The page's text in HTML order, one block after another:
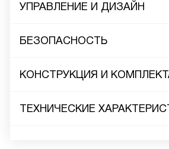
УПРАВЛЕНИЕ И ДИЗАЙН
БЕЗОПАСНОСТЬ
КОНСТРУКЦИЯ И
ТЕХНИЧЕСКИЕ